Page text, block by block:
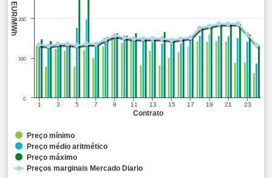
Contrato
EUR/MWh
1 3 5 7 9 11 13 15 17 19 21 23
0
100
200
Preço mínimo
Preço médio aritmético
Preço máximo
Preços marginais Mercado Diario